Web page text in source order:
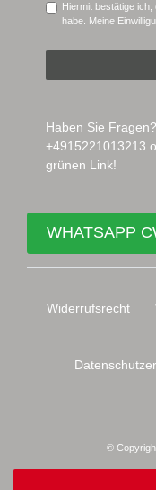
Hiermit bestätige ich,
habe. Meine
Haben Sie
+4915221013213
grünen Link!
WHATSAPP
Widerrufs­recht
©